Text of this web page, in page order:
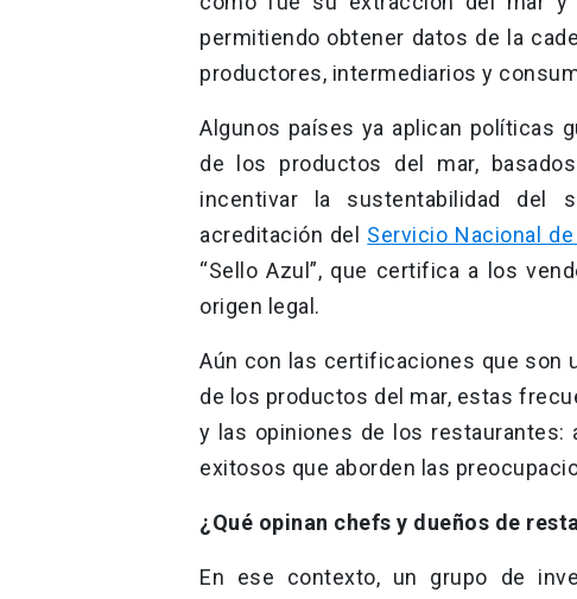
permitiendo obtener datos de la
productores, intermediarios y
Algunos países ya aplican políticas
de los productos del mar,
incentivar la sustentabilidad del
acreditación del Servicio Nacional
“Sello Azul”, que certifica a los
origen legal.
Aún con las certificaciones que son
de los productos del mar, estas
y las opiniones de los restaurantes:
exitosos que aborden las
¿Qué opinan chefs y dueños de
En ese contexto, un grupo de